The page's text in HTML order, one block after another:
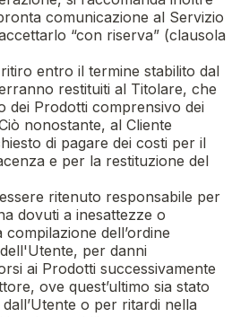
comunicazione al Servizio
“con riserva” (clausola
entro il termine stabilito dal
restituiti al Titolare, che
dei Prodotti comprensivo dei
nonostante, al Cliente
di pagare dei costi per il
e per la restituzione del
ritenuto responsabile per
dovuti a inesattezze o
dell’ordine
per danni
ai Prodotti successivamente
ove quest’ultimo sia stato
o per ritardi nella